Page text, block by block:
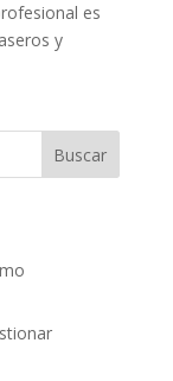
es
y
Buscar